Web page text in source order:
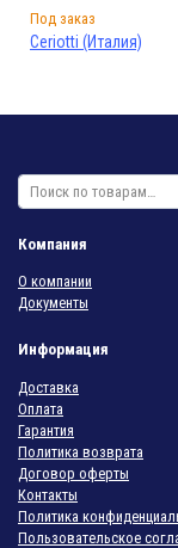
Под заказ
Ceriotti (Италия)
Искать:
Компания
О компании
Документы
Информация
Доставка
Оплата
Гарантия
Политика возврата
Договор оферты
Контакты
Политика
Пользовательское